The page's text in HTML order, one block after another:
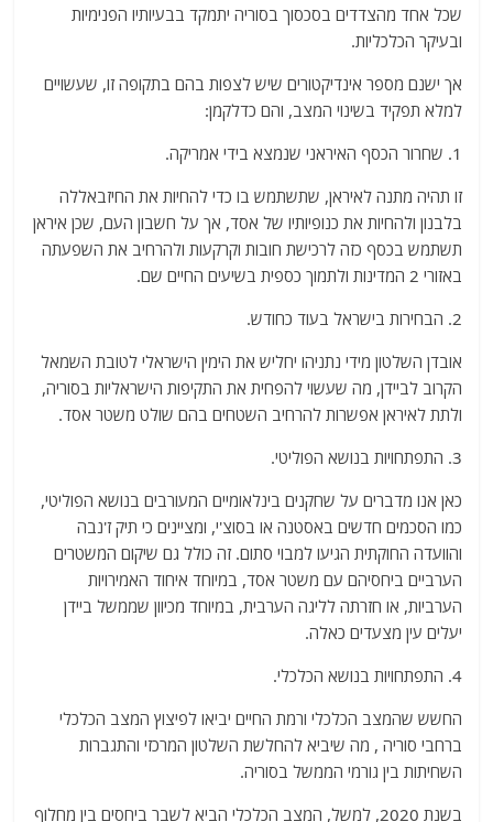
שכל אחד מהצדדים בסכסוך בסוריה יתמקד בבעיותיו הפנימיות
ובעיקר הכלכליות.
אך ישנם מספר אינדיקטורים שיש לצפות בהם בתקופה זו, שעשויים
למלא תפקיד בשינוי המצב, והם כדלקמן:
1. שחרור הכסף האיראני שנמצא בידי אמריקה.
זו תהיה מתנה לאיראן, שתשתמש בו כדי להחיות את החיזבאללה
בלבנון ולהחיות את כנופיותיו של אסד, אך על חשבון העם, שכן איראן
תשתמש בכסף כזה לרכישת חובות וקרקעות ולהרחיב את השפעתה
באזורי 2 המדינות ולתמוך כספית בשיעים החיים שם.
2. הבחירות בישראל בעוד כחודש.
אובדן השלטון מידי נתניהו יחליש את הימין הישראלי לטובת השמאל
הקרוב לביידן, מה שעשוי להפחית את התקיפות הישראליות בסוריה,
ולתת לאיראן אפשרות להרחיב השטחים בהם שולט משטר אסד.
3. התפתחויות בנושא הפוליטי.
כאן אנו מדברים על שחקנים בינלאומיים המעורבים בנושא הפוליטי,
כמו הסכמים חדשים באסטנה או בסוצ'י, ומציינים כי תיק ז'נבה
והוועדה החוקתית הגיעו למבוי סתום. זה כולל גם שיקום המשטרים
הערביים ביחסיהם עם משטר אסד, במיוחד איחוד האמירויות
הערביות, או חזרתה לליגה הערבית, במיוחד מכיוון שממשל ביידן
יעלים עין מצעדים כאלה.
4. התפתחויות בנושא הכלכלי.
החשש שהמצב הכלכלי ורמת החיים יביאו לפיצוץ המצב הכלכלי
ברחבי סוריה , מה שיביא להחלשת השלטון המרכזי והתגברות
השחיתות בין גורמי הממשל בסוריה.
בשנת 2020, למשל, המצב הכלכלי הביא לשבר ביחסים בין מחלוף